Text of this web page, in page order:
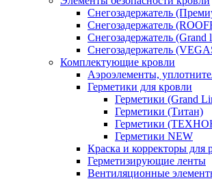
Снегозадержатель
Снегозадержатель
Снегозадержатель (Grand
Снегозадержатель
Комплектующие кровли
Аэроэлементы,
Герметики для кровли
Герметики (Grand
Герметики (Титан)
Герметики
Герметики NEW
Краска и корректоры для
Герметизирующие ленты
Вентиляционные